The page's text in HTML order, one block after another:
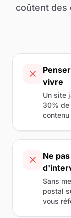
coûtent des
vivre
Un site
30% de
contenu
Ne
Sans
postal
vous